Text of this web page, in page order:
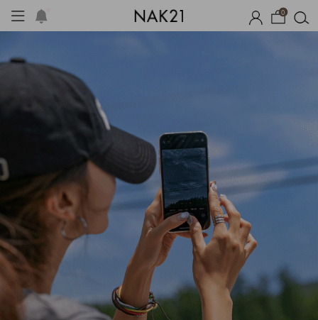
0
제작 여름 잠옷 장마템 기획전 오늘출발 시즌